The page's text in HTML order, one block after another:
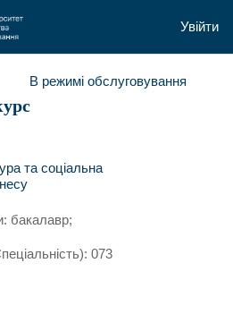
Увійти
В режимі обслуговування
та соціальна
бакалавр;
073